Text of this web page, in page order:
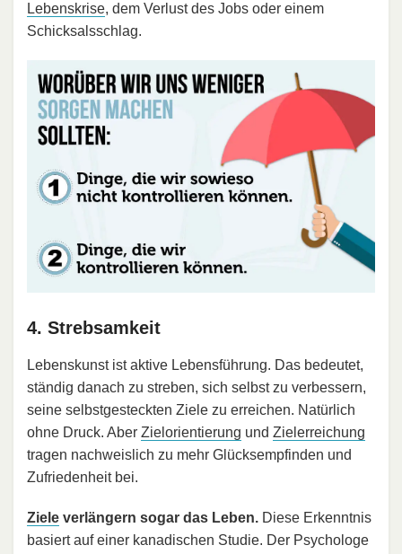
Lebenskrise, dem Verlust des Jobs oder einem
Schicksalsschlag.
4. Strebsamkeit
Lebenskunst ist aktive Lebensführung. Das bedeutet,
ständig danach zu streben, sich selbst zu verbessern,
seine selbstgesteckten Ziele zu erreichen. Natürlich
ohne Druck. Aber Zielorientierung und Zielerreichung
tragen nachweislich zu mehr Glücksempfinden und
Zufriedenheit bei.
Ziele verlängern sogar das Leben. Diese Erkenntnis
basiert auf einer kanadischen Studie. Der Psychologe